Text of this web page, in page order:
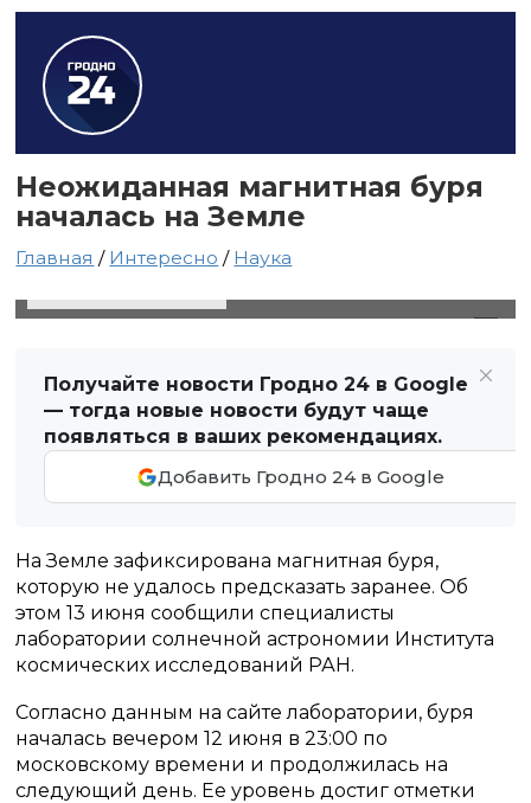
Неожиданная магнитная буря
началась на Земле
Главная / Интересно / Наука
Получайте новости Гродно 24 в Google
— тогда новые новости будут чаще
появляться в ваших рекомендациях.
Добавить Гродно 24 в Google
На Земле зафиксирована магнитная буря,
которую не удалось предсказать заранее. Об
этом 13 июня сообщили специалисты
лаборатории солнечной астрономии Института
космических исследований РАН.
Согласно данным на сайте лаборатории, буря
началась вечером 12 июня в 23:00 по
московскому времени и продолжилась на
следующий день. Ее уровень достиг отметки